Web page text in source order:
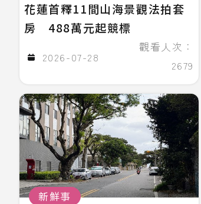
花蓮首釋11間山海景觀法拍套
房 488萬元起競標
2026-07-28
觀看人次：
2679
新鮮事